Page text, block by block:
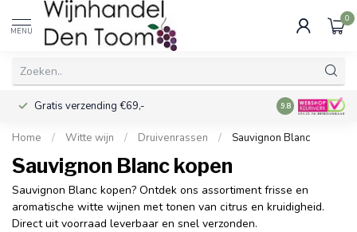
MENU
0
Gratis verzending €69,- Voor 16:00
9.8
Home / Witte wijn / Druivenrassen / Sauvignon Blanc
Sauvignon Blanc kopen
Sauvignon Blanc kopen? Ontdek ons assortiment frisse en
aromatische witte wijnen met tonen van citrus en kruidigheid.
Direct uit voorraad leverbaar en snel verzonden.